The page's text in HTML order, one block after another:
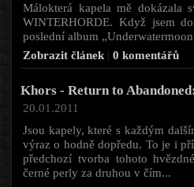
Málokterá kapela mě dokázala
WINTERHORDE. Když jsem
poslední album
Zobrazit článek | 0 komentářů
Khors - Return to
20.01.2011
Jsou kapely, které s každým
výraz o hodně dopředu. To je i
předchozí tvorba tohoto
černé perly za druhou v čím...